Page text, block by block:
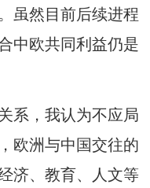
虽然目前后续进程
中欧共同利益仍是
，我认为不应局
欧洲与中国交往的
济、教育、人文等